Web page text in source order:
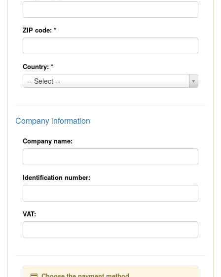
ZIP code: *
Country: *
-- Select --
Country:
*
Company information
Company name:
Identification number:
VAT: